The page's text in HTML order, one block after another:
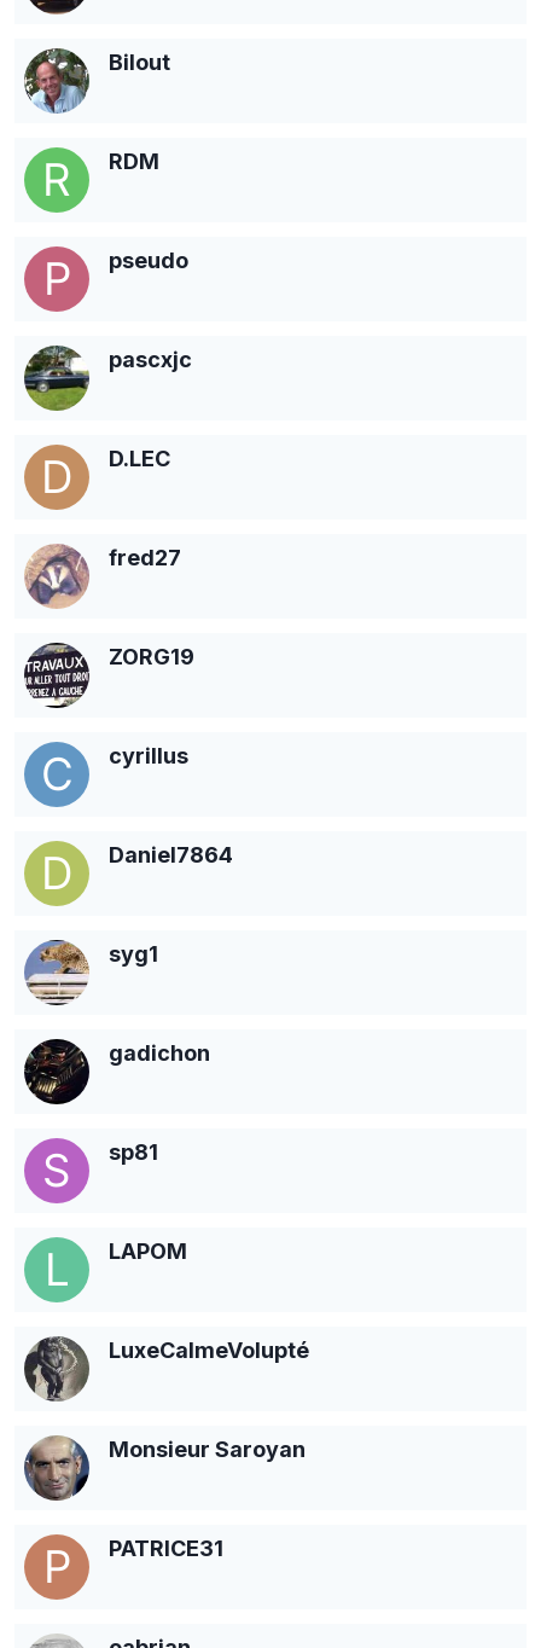
Bilout
RDM
pseudo
pascxjc
D.LEC
fred27
ZORG19
cyrillus
Daniel7864
syg1
gadichon
sp81
LAPOM
LuxeCalmeVolupté
Monsieur Saroyan
PATRICE31